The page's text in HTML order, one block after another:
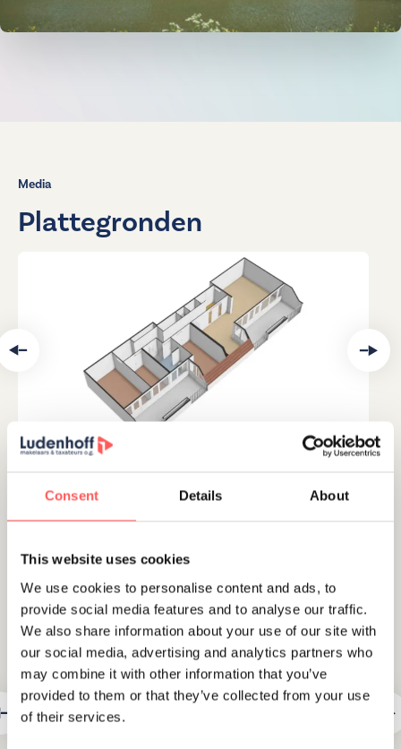
Consent Details About
This website uses cookies
We use cookies to personalise content and ads, to
provide social media features and to analyse our traffic.
We also share information about your use of our site with
our social media, advertising and analytics partners who
may combine it with other information that you’ve
provided to them or that they’ve collected from your use
of their services.
Media
Plattegronden
360 tours